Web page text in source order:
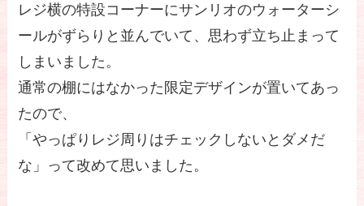
レジ横の特設コーナーにサンリオのウォーターシ
ールがずらりと並んでいて、思わず立ち止まって
しまいました。
通常の棚にはなかった限定デザインが置いてあっ
たので、
「やっぱりレジ周りはチェックしないとダメだ
な」って改めて思いました。